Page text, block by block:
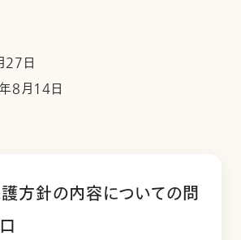
27日
8月14日
方針の内容についての問